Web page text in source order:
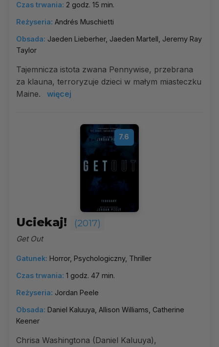
Czas trwania: 2 godz. 15 min.
Reżyseria: Andrés Muschietti
Obsada: Jaeden Lieberher, Jaeden Martell, Jeremy Ray
Taylor
Tajemnicza istota zwana Pennywise, przebrana
za klauna, terroryzuje dzieci w małym miasteczku
Maine.
więcej
7.6
Uciekaj! (2017)
Get Out
Gatunek: Horror, Psychologiczny, Thriller
Czas trwania: 1 godz. 47 min.
Reżyseria: Jordan Peele
Obsada: Daniel Kaluuya, Allison Williams, Catherine
Keener
Chrisa Washingtona (Daniel Kaluuya),